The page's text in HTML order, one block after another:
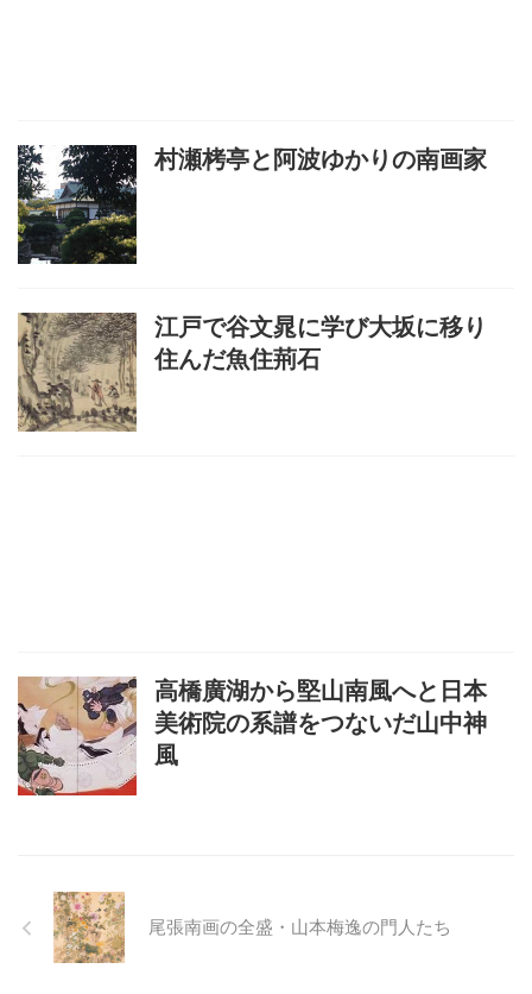
村瀬栲亭と阿波ゆかりの南画家
江戸で谷文晁に学び大坂に移り
住んだ魚住荊石
高橋廣湖から堅山南風へと日本
美術院の系譜をつないだ山中神
風
尾張南画の全盛・山本梅逸の門人たち